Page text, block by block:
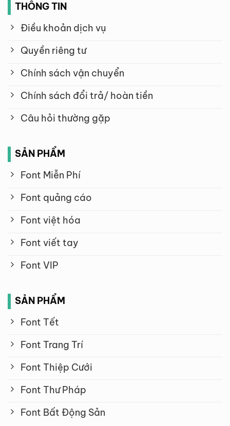
THÔNG TIN
Điều khoản dịch vụ
Quyền riêng tư
Chính sách vận chuyển
Chính sách đổi trả/ hoàn tiền
Câu hỏi thường gặp
SẢN PHẨM
Font Miễn Phí
Font quảng cáo
Font việt hóa
Font viết tay
Font VIP
SẢN PHẨM
Font Tết
Font Trang Trí
Font Thiệp Cưới
Font Thư Pháp
Font Bất Động Sản